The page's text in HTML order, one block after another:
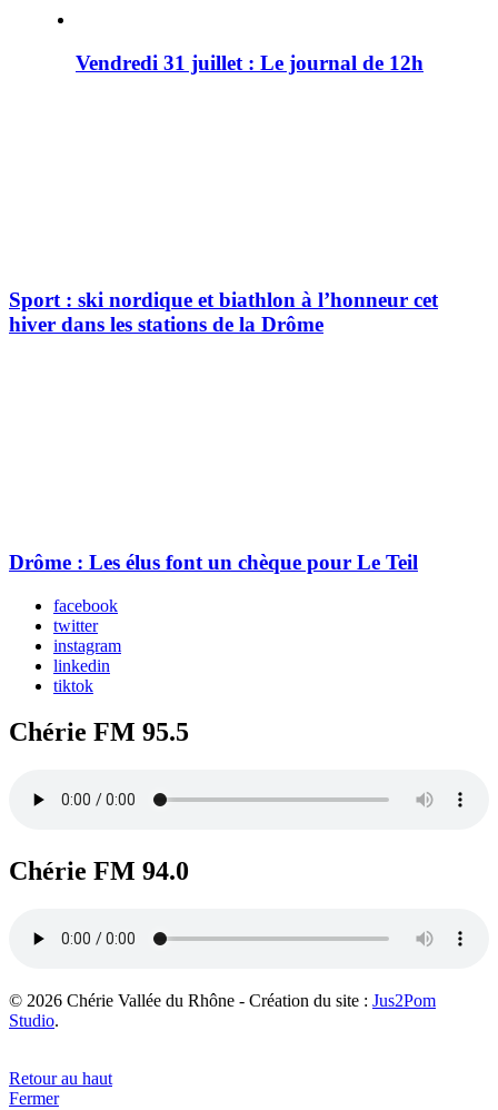
Vendredi 31 juillet : Le journal de 12h
Sport : ski nordique et biathlon à l’honneur cet
hiver dans les stations de la Drôme
Drôme : Les élus font un chèque pour Le Teil
facebook
twitter
instagram
linkedin
tiktok
Chérie FM 95.5
Chérie FM 94.0
© 2026 Chérie Vallée du Rhône - Création du site : Jus2Pom
Studio.
Retour au haut
Fermer